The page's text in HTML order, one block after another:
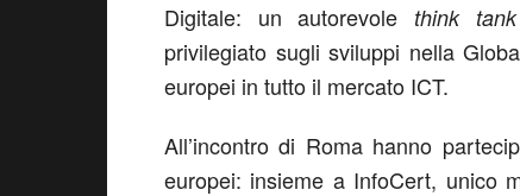
Digitale: un autorevole think tank
privilegiato sugli sviluppi nella
europei in tutto il mercato ICT.
All’incontro di Roma hanno
europei: insieme a InfoCert, unico